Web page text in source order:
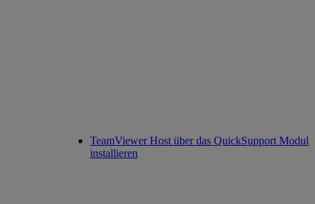
TeamViewer Host über das QuickSupport Modul
installieren